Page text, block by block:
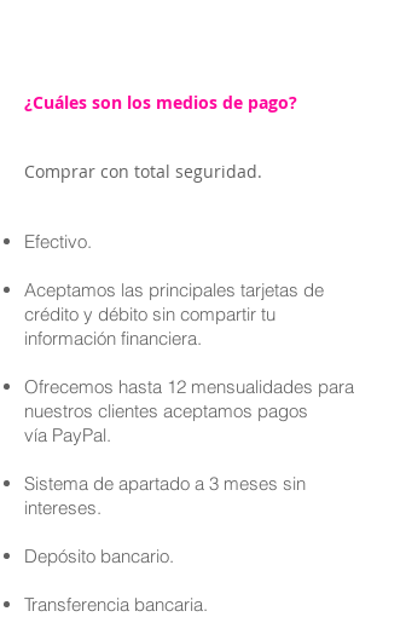
¿Cuáles son los medios de pago?
Comprar con total seguridad.
Efectivo.
Aceptamos las principales tarjetas de
crédito y débito sin compartir tu
información financiera.
Ofrecemos hasta 12 mensualidades para
nuestros clientes aceptamos pagos
vía PayPal.
Sistema de apartado a 3 meses sin
intereses.
Depósito bancario.
Transferencia bancaria.